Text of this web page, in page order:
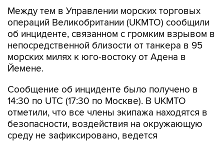
Между тем в Управлении морских торговых
операций Великобритании (UKMTO) сообщили
об инциденте, связанном с громким взрывом в
непосредственной близости от танкера в 95
морских милях к юго-востоку от Адена в
Йемене.
Сообщение об инциденте было получено в
14:30 по UTC (17:30 по Москве). В UKMTO
отметили, что все члены экипажа находятся в
безопасности, воздействия на окружающую
среду не зафиксировано, ведется